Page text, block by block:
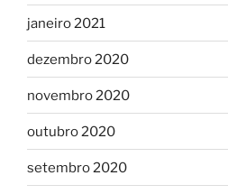
janeiro 2021
dezembro 2020
novembro 2020
outubro 2020
setembro 2020